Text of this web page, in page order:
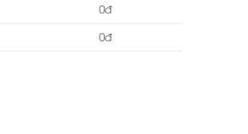
0đ
0đ